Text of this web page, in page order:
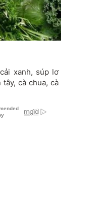
xanh, súp lơ
cà chua, cà